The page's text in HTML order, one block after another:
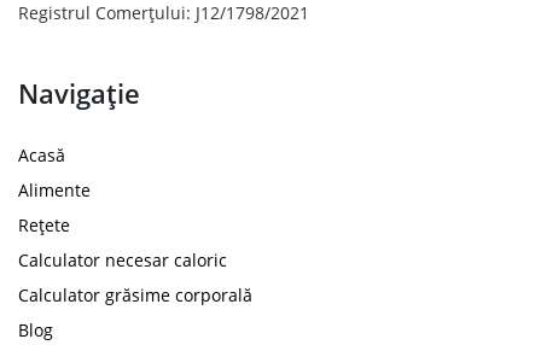
Registrul Comerțului: J12/1798/2021
Navigație
Acasă
Alimente
Rețete
Calculator necesar caloric
Calculator grăsime corporală
Blog